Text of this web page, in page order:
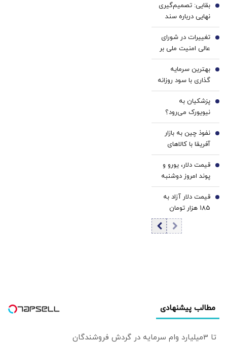
سفید
کننده
خانگی
برگردون
(40%off)
بقایی: تصمیم‌گیری
نهایی درباره سند
دریای خزر به
مجلس واگذار شد+
فیلم
1
تغییرات در شورای
عالی امنیت ملی بر
روند مذاکرات تاثیر
می گذارد؟/ بقایی:
کشور ما، کشور
نهادهاست نه
اشخاص/ تصمیم
سازی و تصمیم
مجموعه نهادها
صورت می‌گیرد
2
بهترین سرمایه
گذاری با سود روزانه
در ۱۴۰۵[سود
روزشمار، ریسک
پایین و نقدشوندگی
بالا]
3
پزشکیان به
نیویورک می‌رود؟
4
نفوذ چین به بازار
آفریقا با کالاهای
ارزان‌قیمت |
انتخاب راهبردی
آمریکا برای عقب
نماندن از اژدهای
زرد و تقویت حضور
در بازارها
5
قیمت دلار، یورو و
پوند امروز دوشنبه
۱۹ مرداد 1405/
کاهش قیمت دلار و
یورو
6
قیمت دلار آزاد به
185 هزار تومان
7
مطالب پیشنهادی
تا 3میلیارد وام سرمایه در گردش فروشندگان